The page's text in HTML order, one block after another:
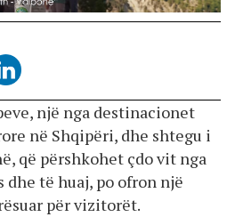
një nga destinacionet
në Shqipëri, dhe shtegu i
që përshkohet çdo vit nga
të huaj, po ofron një
për vizitorët.